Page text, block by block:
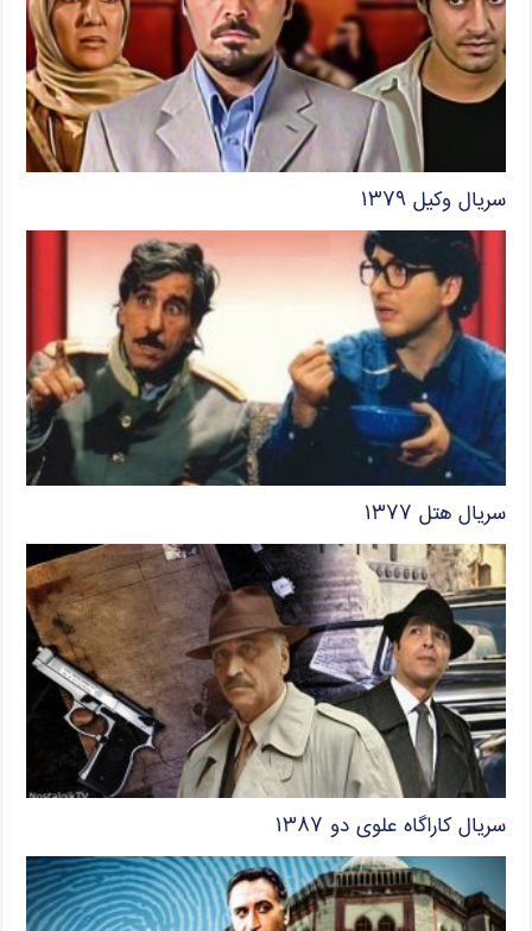
سریال وکیل ۱۳۷۹
سریال هتل ۱۳۷۷
سریال کاراگاه علوی دو ۱۳۸۷